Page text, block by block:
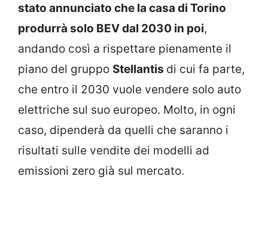
stato annunciato che la casa di Torino
produrrà solo BEV dal 2030 in poi,
andando così a rispettare pienamente il
piano del gruppo Stellantis di cui fa parte,
che entro il 2030 vuole vendere solo auto
elettriche sul suo europeo. Molto, in ogni
caso, dipenderà da quelli che saranno i
risultati sulle vendite dei modelli ad
emissioni zero già sul mercato.